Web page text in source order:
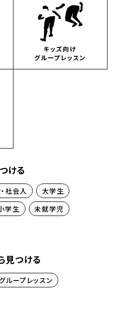
キッズ向け
グループレッスン
ける
社会人
大学生
学生
未就学児
見つける
グループレッスン